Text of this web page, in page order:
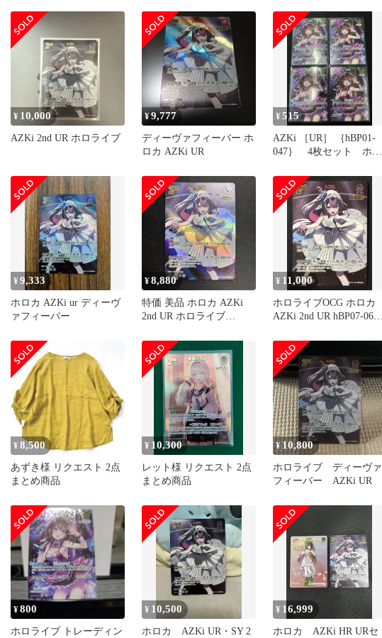
¥ 10,000
AZKi 2nd UR ホロライブ
¥9,777
ディーヴァフィーバー ホ
ロカ AZKi UR
¥515
AZKi ［UR］ ｛hBP01-
047｝ 4枚セット ホロ
枚
¥9,333
ホロカ AZKi ur ディーヴ
ァフィーバー
¥8,880
特価 美品 ホロカ AZKi
2nd UR ホロライブ
¥ 11,000
ホロライブOCG ホロカ
AZKi 2nd UR hBP07-069
¥ 8,500
あずき様 リクエスト 2点
まとめ商品
¥ 10,300
レット様 リクエスト 2点
まとめ商品
¥10,800
ホロライブ ディーヴァ
フィーバー AZKi UR
¥800
ホロライブ トレーディン
¥ 10,500
ホロカ AZKi UR・SY 2
¥ 16,999
ホロカ AZKi HR URセ